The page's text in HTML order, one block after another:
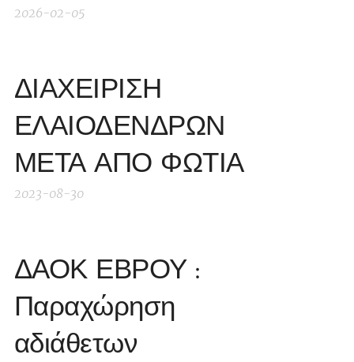
2026-02-05
ΔΙΑΧΕΙΡΙΣΗ
ΕΛΑΙΟΔΕΝΔΡΩΝ
ΜΕΤΑ ΑΠΟ ΦΩΤΙΑ
2023-08-30
ΔΑΟΚ ΕΒΡΟΥ :
Παραχώρηση
αδιάθετων